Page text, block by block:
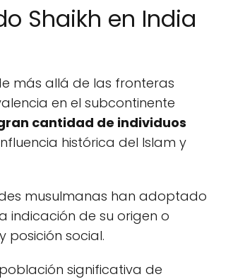
Shaikh en India
más allá de las fronteras
en el subcontinente
cantidad de individuos
histórica del Islam y
musulmanas han adoptado
indicación de su origen o
social.
significativa de